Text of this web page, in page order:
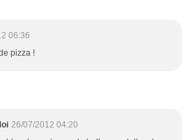
06:36
pizza !
26/07/2012 04:20